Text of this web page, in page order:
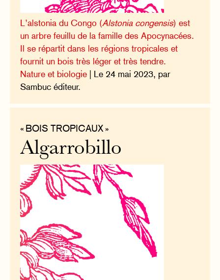
L’alstonia du Congo (Alstonia congensis) est
un arbre feuillu de la famille des Apocynacées.
Il se répartit dans les régions tropicales et
fournit un bois très léger et très tendre.
Nature et biologie | Le 24 mai 2023, par
Sambuc éditeur.
« BOIS TROPICAUX »
Algarrobillo